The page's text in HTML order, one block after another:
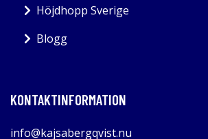
Höjdhopp Sverige
Blogg
KONTAKTINFORMATION
info@kajsabergqvist.nu